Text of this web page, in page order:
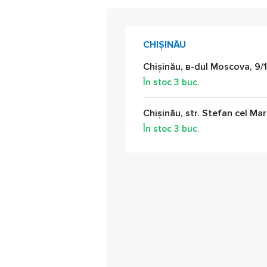
CHIȘINĂU
Chișinău, в-dul Moscova, 9/1
În stoc 3 buc.
Chișinău, str. Stefan cel
În stoc 3 buc.